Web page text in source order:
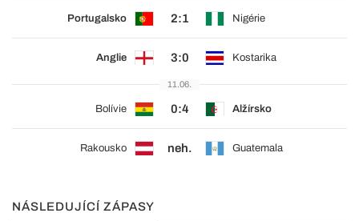
Portugalsko 2:1 Nigérie
Anglie 3:0 Kostarika
11.06.
Bolívie 0:4 Alžírsko
Rakousko neh. Guatemala
NÁSLEDUJÍCÍ ZÁPASY